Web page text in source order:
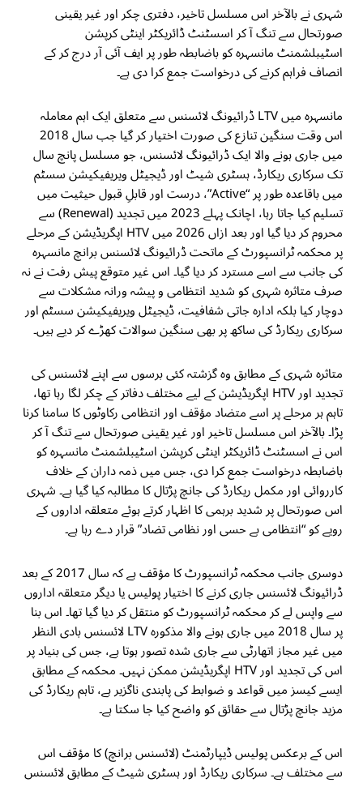
شہری نے بالآخر اس مسلسل تاخیر، دفتری چکر اور غیر یقینی
صورتحال سے تنگ آ کر اسسٹنٹ ڈائریکٹر اینٹی کرپشن
اسٹیبلشمنٹ مانسہرہ کو باضابطہ طور پر ایف آئی آر درج کر کے
انصاف فراہم کرنے کی درخواست جمع کرا دی ہے۔
مانسہرہ میں LTV ڈرائیونگ لائسنس سے متعلق ایک اہم معاملہ
اس وقت سنگین تنازع کی صورت اختیار کر گیا جب سال 2018
میں جاری ہونے والا ایک ڈرائیونگ لائسنس، جو مسلسل پانچ سال
تک سرکاری ریکارڈ، ہسٹری شیٹ اور ڈیجیٹل ویریفیکیشن سسٹم
میں باقاعدہ طور پر “Active”، درست اور قابلِ قبول حیثیت میں
تسلیم کیا جاتا رہا، اچانک پہلے 2023 میں تجدید (Renewal) سے
محروم کر دیا گیا اور بعد ازاں 2026 میں HTV اپگریڈیشن کے مرحلے
پر محکمہ ٹرانسپورٹ کے ماتحت ڈرائیونگ لائسنس برانچ مانسہرہ
کی جانب سے اسے مسترد کر دیا گیا۔ اس غیر متوقع پیش رفت نے نہ
صرف متاثرہ شہری کو شدید انتظامی و پیشہ ورانہ مشکلات سے
دوچار کیا بلکہ ادارہ جاتی شفافیت، ڈیجیٹل ویریفیکیشن سسٹم اور
سرکاری ریکارڈ کی ساکھ پر بھی سنگین سوالات کھڑے کر دیے ہیں۔
متاثرہ شہری کے مطابق وہ گزشتہ کئی برسوں سے اپنے لائسنس کی
تجدید اور HTV اپگریڈیشن کے لیے مختلف دفاتر کے چکر لگا رہا تھا،
تاہم ہر مرحلے پر اسے متضاد مؤقف اور انتظامی رکاوٹوں کا سامنا کرنا
پڑا۔ بالآخر اس مسلسل تاخیر اور غیر یقینی صورتحال سے تنگ آ کر
اس نے اسسٹنٹ ڈائریکٹر اینٹی کرپشن اسٹیبلشمنٹ مانسہرہ کو
باضابطہ درخواست جمع کرا دی، جس میں ذمہ داران کے خلاف
کارروائی اور مکمل ریکارڈ کی جانچ پڑتال کا مطالبہ کیا گیا ہے۔ شہری
اس صورتحال پر شدید برہمی کا اظہار کرتے ہوئے متعلقہ اداروں کے
رویے کو “انتظامی بے حسی اور نظامی تضاد” قرار دے رہا ہے۔
دوسری جانب محکمہ ٹرانسپورٹ کا مؤقف ہے کہ سال 2017 کے بعد
ڈرائیونگ لائسنس جاری کرنے کا اختیار پولیس یا دیگر متعلقہ اداروں
سے واپس لے کر محکمہ ٹرانسپورٹ کو منتقل کر دیا گیا تھا۔ اس بنا
پر سال 2018 میں جاری ہونے والا مذکورہ LTV لائسنس بادی النظر
میں غیر مجاز اتھارٹی سے جاری شدہ تصور ہوتا ہے، جس کی بنیاد پر
اس کی تجدید اور HTV اپگریڈیشن ممکن نہیں۔ محکمہ کے مطابق
ایسے کیسز میں قواعد و ضوابط کی پابندی ناگزیر ہے، تاہم ریکارڈ کی
مزید جانچ پڑتال سے حقائق کو واضح کیا جا سکتا ہے۔
اس کے برعکس پولیس ڈیپارٹمنٹ (لائسنس برانچ) کا مؤقف اس
سے مختلف ہے۔ سرکاری ریکارڈ اور ہسٹری شیٹ کے مطابق لائسنس